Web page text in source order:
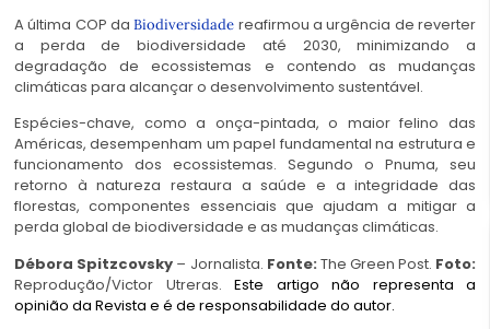
A última COP daBiodiversidade reafirmou a urgência de reverter
a perda de biodiversidade até 2030, minimizando a
degradação de ecossistemas e contendo as mudanças
climáticas para alcançar o desenvolvimento sustentável.
Espécies-chave, como a onça-pintada, o maior felino das
Américas, desempenham um papel fundamental na estrutura e
funcionamento dos ecossistemas. Segundo o Pnuma, seu
retorno à natureza restaura a saúde e a integridade das
florestas, componentes essenciais que ajudam a mitigar a
perda global de biodiversidade e as mudanças climáticas.
Débora Spitzcovsky – Jornalista. Fonte: The Green Post. Foto:
Reprodução/Victor Utreras. Este artigo não representa a
opinião da Revista e é de responsabilidade do autor.